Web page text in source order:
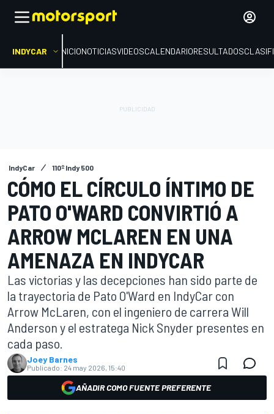
INDYCAR INICIONOTICIASVIDEOSCALENDARIORESULTADOS
IndyCar 110º Indy 500
CÓMO EL CÍRCULO ÍNTIMO DE
PATO O'WARD CONVIRTIÓ A
ARROW MCLAREN EN UNA
AMENAZA EN INDYCAR
Las victorias y las decepciones han sido parte de
la trayectoria de Pato O'Ward en IndyCar con
Arrow McLaren, con el ingeniero de carrera Will
Anderson y el estratega Nick Snyder presentes en
cada paso.
Joey Barnes
Publicado: 24 may 2026, 15:40
AÑADIR COMO FUENTE PREFERENTE